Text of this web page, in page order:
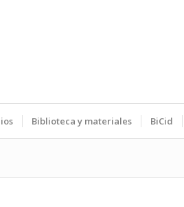
Biblioteca y materiales BiCid